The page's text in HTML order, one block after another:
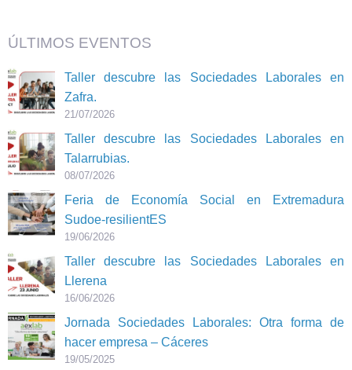
ÚLTIMOS EVENTOS
Taller descubre las Sociedades Laborales en
Zafra.
21/07/2026
Taller descubre las Sociedades Laborales en
Talarrubias.
08/07/2026
Feria de Economía Social en Extremadura
Sudoe-resilientES
19/06/2026
Taller descubre las Sociedades Laborales en
Llerena
16/06/2026
Jornada Sociedades Laborales: Otra forma de
hacer empresa – Cáceres
19/05/2025